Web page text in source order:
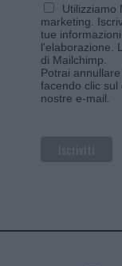
Utilizziamo
marketing.
tue
l'elaborazione.
di Mailchimp
Potrai
facendo clic sul
nostre e-mail.